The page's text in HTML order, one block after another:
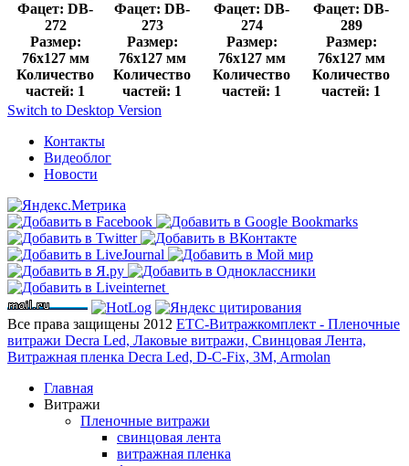
Фацет: DB-
272
Размер:
76x127 мм
Количество
частей: 1
Фацет: DB-
273
Размер:
76x127 мм
Количество
частей: 1
Фацет: DB-
274
Размер:
76x127 мм
Количество
частей: 1
Фацет: DB-
289
Размер:
76x127 мм
Количество
частей: 1
Switch to Desktop Version
Контакты
Видеоблог
Новости
Все права защищены 2012 ЕТС-Витражкомплект - Пленочные
витражи Decra Led, Лаковые витражи, Свинцовая Лента,
Витражная пленка Decra Led, D-C-Fix, 3M, Armolan
Главная
Витражи
Пленочные витражи
свинцовая лента
витражная пленка